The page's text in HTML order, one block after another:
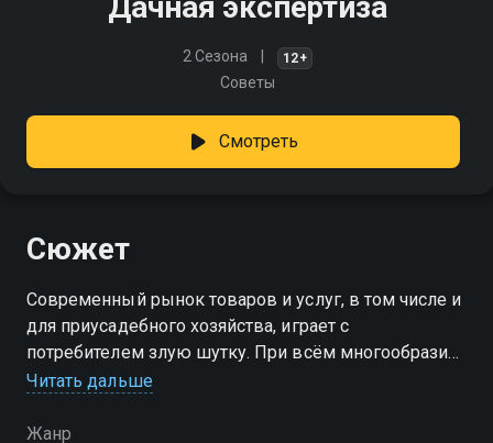
2 Сезона 12+
Советы
Смотреть
Сюжет
Современный рынок товаров и услуг, в том числе и
для приусадебного хозяйства, играет с
потребителем злую шутку. При всём многообразии
выбора достаточно сложно сделать правильный и
Читать дальше
Жанр